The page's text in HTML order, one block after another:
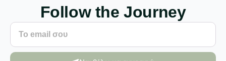
Follow the Journey